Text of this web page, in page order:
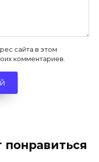
сайта в этом
комментариев.